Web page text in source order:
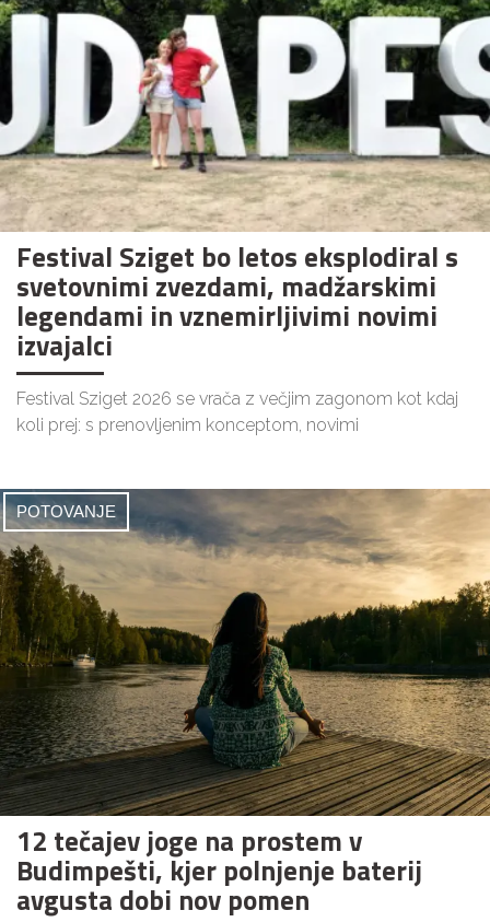
Festival Sziget bo letos eksplodiral s
svetovnimi zvezdami, madžarskimi
legendami in vznemirljivimi novimi
izvajalci
Festival Sziget 2026 se vrača z večjim zagonom kot kdaj
koli prej: s prenovljenim konceptom, novimi
POTOVANJE
12 tečajev joge na prostem v
Budimpešti, kjer polnjenje baterij
avgusta dobi nov pomen